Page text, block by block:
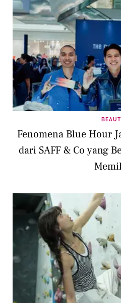
Fenomena Blue Hour
dari SAFF & Co yang